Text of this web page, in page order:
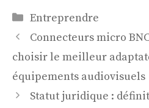
Catégories
Entreprendre
Connecteurs micro
choisir le meilleur
équipements audiovisuels
Statut juridique :